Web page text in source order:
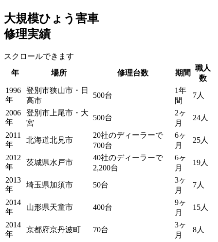
大規模ひょう害車
修理実績
スクロールできます
年
場所 修理台数 期間
職人
数
1996
年
登別市狭山市・日
高市
500台
1年
間
7人
2006
年
登別市上尾市・大
宮
500台
2ヶ
月
24人
2011
年
北海道北見市
20社のディーラーで
700台
6ヶ
月
25人
2012
年
茨城県水戸市
40社のディーラーで
2,200台
6ヶ
月
19人
2013
年
埼玉県加須市 50台
3ヶ
月
7人
2014
年
山形県天童市 400台
9ヶ
月
15人
2014
年
京都府京丹波町 70台
3ヶ
月
8人